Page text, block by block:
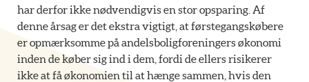
har derfor ikke nødvendigvis en stor opsparing. Af
denne årsag er det ekstra vigtigt, at førstegangskøbere
er opmærksomme på andelsboligforeningers økonomi
inden de køber sig ind i dem, fordi de ellers risikerer
ikke at få økonomien til at hænge sammen, hvis den